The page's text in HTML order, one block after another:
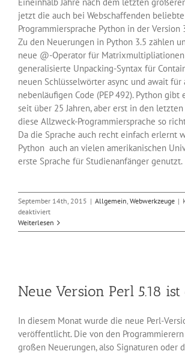
jetzt die auch bei Webschaffenden beliebte
Programmiersprache Python in der Version
Zu den Neuerungen in Python 3.5 zählen
neue @-Operator für Matrixmultipliationen
generalisierte Unpacking-Syntax für
neuen Schlüsselwörter async und await für
nebenläufigen Code (PEP 492). Python gibt
seit über 25 Jahren, aber erst in den letzten
diese Allzweck-Programmiersprache so
Da die Sprache auch recht einfach erlernt
Python auch an vielen amerikanischen
erste Sprache für Studienanfänger genutzt.
September 14th, 2015 | Allgemein, Webwerkzeuge |
deaktiviertfür
Programmiersprache
Python
Weiterlesen
Neue Version Perl 5.18 ist
In diesem Monat wurde die neue Perl-
veröffentlicht. Die von den
großen Neuerungen, also Signaturen oder